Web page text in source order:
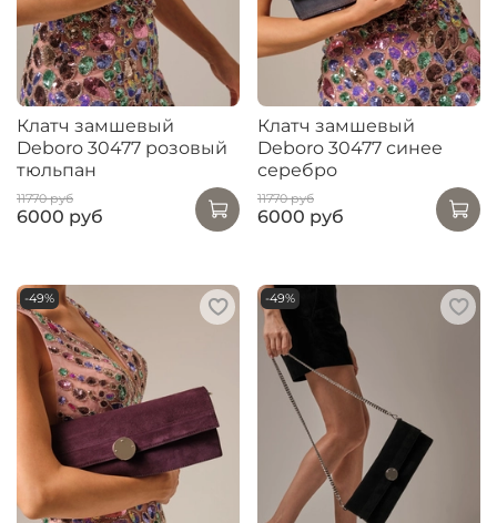
Клатч замшевый
Deboro 30477 розовый
тюльпан
11770 руб
6000 руб
Клатч замшевый
Deboro 30477 синее
серебро
11770 руб
6000 руб
-49% -49%